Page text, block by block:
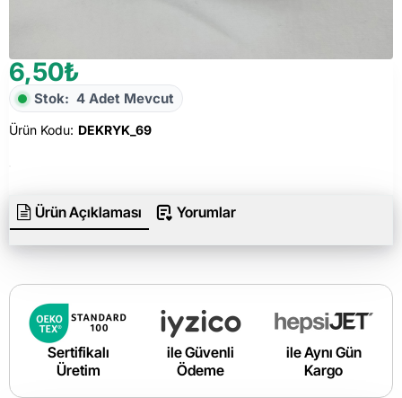
6,50₺
Stok: 4 Adet Mevcut
Ürün Kodu: DEKRYK_69
Ürün Açıklaması Yorumlar
Sertifikalı
Üretim
ile Güvenli
Ödeme
ile Aynı Gün
Kargo